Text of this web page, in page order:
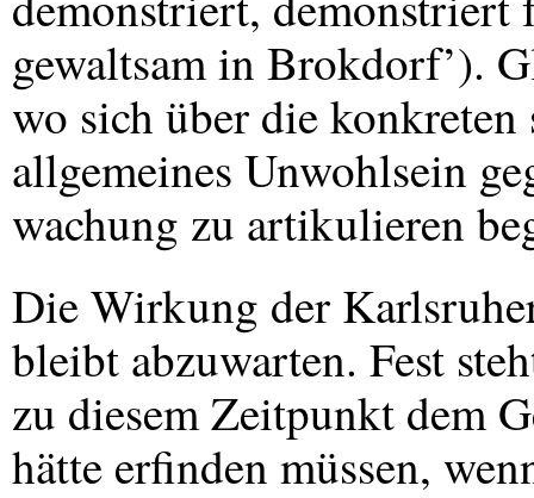
gewaltsam in Brokdorf’).
wo sich über die
allgemeines Unwohlsein
wachung zu artikulieren
Die Wirkung der
bleibt abzuwarten. Fest
zu diesem Zeitpunkt dem
hätte erfinden müssen,